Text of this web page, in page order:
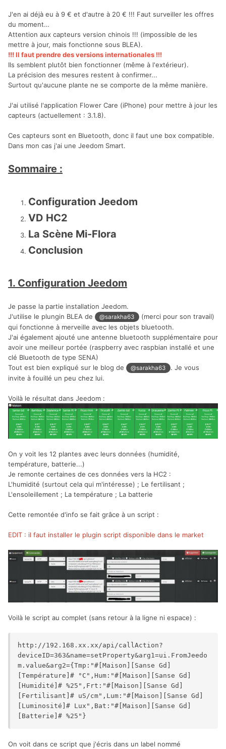
J'en ai déjà eu à 9 € et d'autre à 20 € !!! Faut surveiller les offres
du moment…
Attention aux capteurs version chinois !!! (impossible de les
mettre à jour, mais fonctionne sous BLEA).
!!! Il faut prendre des versions internationales !!!
Ils semblent plutôt bien fonctionner (même à l'extérieur).
La précision des mesures restent à confirmer...
Surtout qu'aucune plante ne se comporte de la même manière.
J'ai utilisé l'application Flower Care (iPhone) pour mettre à jour les
capteurs (actuellement : 3.1.8).
Ces capteurs sont en Bluetooth, donc il faut une box compatible.
Dans mon cas j'ai une Jeedom Smart.
Sommaire :
Configuration Jeedom
VD HC2
La Scène Mi-Flora
Conclusion
1. Configuration Jeedom
Je passe la partie installation Jeedom.
J'utilise le plungin BLEA de
@sarakha63
(merci pour son travail)
qui fonctionne à merveille avec les objets bluetooth.
J'ai également ajouté une antenne bluetooth supplémentaire pour
avoir une meilleur portée (raspberry avec raspbian installé et une
clé Bluetooth de type SENA)
Tout est bien expliqué sur le blog de
@sarakha63
. Je vous
invite à fouillé un peu chez lui.
Voilà le résultat dans Jeedom :
On y voit les 12 plantes avec leurs données (humidité,
température, batterie...)
Je remonte certaines de ces données vers la HC2 :
L'humidité (surtout cela qui m'intéresse) ; Le fertilisant ;
L'ensoleillement ; La température ; La batterie
Cette remontée d'info se fait grâce à un script :
EDIT : il faut installer le plugin script disponible dans le market
Voilà le script au complet (sans retour à la ligne ni espace) :
http://192.168.xx.xx/api/callAction?
deviceID=363&name=setProperty&arg1=ui.FromJeedo
m.value&arg2={Tmp:"#[Maison][Sanse Gd]
[Température]# °C",Hum:"#[Maison][Sanse Gd]
[Humidité]# %25",Frt:"#[Maison][Sanse Gd]
[Fertilisant]# uS/cm",Lum:"#[Maison][Sanse Gd]
[Luminosité]# Lux",Bat:"#[Maison][Sanse Gd]
On voit dans ce script que j'écris dans un label nommé